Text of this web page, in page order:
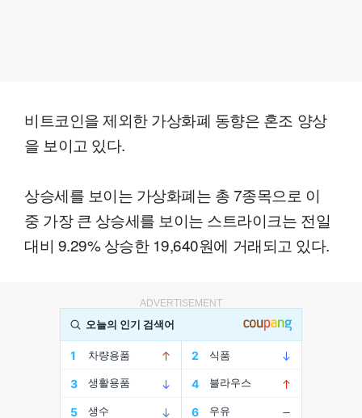
비트코인을 제외한 가상화폐 동향은 혼조 양상
을 보이고 있다.
상승세를 보이는 가상화폐는 총 7종목으로 이
중 가장 큰 상승세를 보이는 스트라이크는 전일
대비 9.29% 상승한 19,640원에 거래되고 있다.
ADVERTISEMENT